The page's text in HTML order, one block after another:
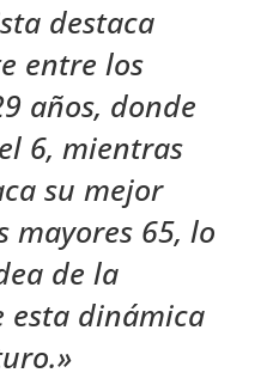
destaca
entre los
años, donde
6, mientras
su mejor
mayores 65, lo
de la
esta dinámica